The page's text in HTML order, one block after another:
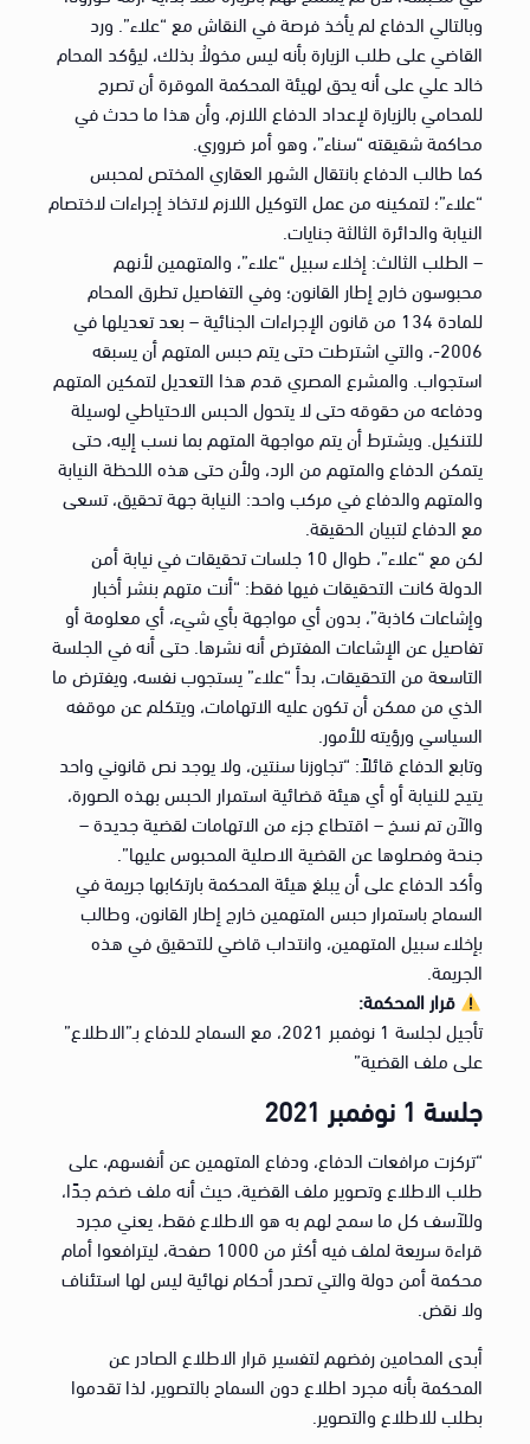
وبالتالي الدفاع لم يأخذ فرصة في النقاش مع “علاء”. ورد
القاضي على طلب الزيارة بأنه ليس مخولاُ بذلك، ليؤكد المحام
خالد علي على أنه يحق لهيئة المحكمة الموقرة أن تصرح
للمحامي بالزيارة لإعداد الدفاع اللازم، وأن هذا ما حدث في
محاكمة شقيقته “سناء”، وهو أمر ضروري.
كما طالب الدفاع بانتقال الشهر العقاري المختص لمحبس
“علاء”؛ لتمكينه من عمل التوكيل اللازم لاتخاذ إجراءات لاختصام
النيابة والدائرة الثالثة جنايات.
– الطلب الثالث: إخلاء سبيل “علاء”، والمتهمين لأنهم
محبوسون خارج إطار القانون؛ وفي التفاصيل تطرق المحام
للمادة 134 من قانون الإجراءات الجنائية – بعد تعديلها في
2006-، والتي اشترطت حتى يتم حبس المتهم أن يسبقه
استجواب. والمشرع المصري قدم هذا التعديل لتمكين المتهم
ودفاعه من حقوقه حتى لا يتحول الحبس الاحتياطي لوسيلة
للتنكيل. ويشترط أن يتم مواجهة المتهم بما نسب إليه، حتى
يتمكن الدفاع والمتهم من الرد، ولأن حتى هذه اللحظة النيابة
والمتهم والدفاع في مركب واحد: النيابة جهة تحقيق، تسعى
مع الدفاع لتبيان الحقيقة.
لكن مع “علاء”، طوال 10 جلسات تحقيقات في نيابة أمن
الدولة كانت التحقيقات فيها فقط: “أنت متهم بنشر أخبار
وإشاعات كاذبة”، بدون أي مواجهة بأي شيء، أي معلومة أو
تفاصيل عن الإشاعات المفترض أنه نشرها. حتى أنه في الجلسة
التاسعة من التحقيقات، بدأ “علاء” يستجوب نفسه، ويفترض ما
الذي من ممكن أن تكون عليه الاتهامات، ويتكلم عن موقفه
السياسي ورؤيته للأمور.
وتابع الدفاع قائلاً: “تجاوزنا سنتين، ولا يوجد نص قانوني واحد
يتيح للنيابة أو أي هيئة قضائية استمرار الحبس بهذه الصورة،
والآن تم نسخ – اقتطاع جزء من الاتهامات لقضية جديدة –
جنحة وفصلوها عن القضية الاصلية المحبوس عليها”.
وأكد الدفاع على أن يبلغ هيئة المحكمة بارتكابها جريمة في
السماح باستمرار حبس المتهمين خارج إطار القانون، وطالب
بإخلاء سبيل المتهمين، وانتداب قاضي للتحقيق في هذه
الجريمة.
قرار المحكمة:
تأجيل لجلسة 1 نوفمبر 2021، مع السماح للدفاع بـ”الاطلاع”
على ملف القضية”
جلسة 1 نوفمبر 2021
“تركزت مرافعات الدفاع، ودفاع المتهمين عن أنفسهم، على
طلب الاطلاع وتصوير ملف القضية، حيث أنه ملف ضخم جدًا،
وللآسف كل ما سمح لهم به هو الاطلاع فقط، يعني مجرد
قراءة سريعة لملف فيه أكثر من 1000 صفحة، ليترافعوا أمام
محكمة أمن دولة والتي تصدر أحكام نهائية ليس لها استئناف
ولا نقض.
أبدى المحامين رفضهم لتفسير قرار الاطلاع الصادر عن
المحكمة بأنه مجرد اطلاع دون السماح بالتصوير، لذا تقدموا
بطلب للاطلاع والتصوير.